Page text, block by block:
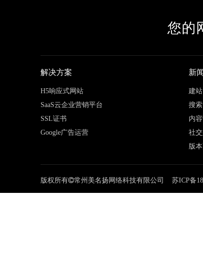
您的
解决方案
H5响应式网站
SaaS云企业营销平台
SSL证书
Google广告运营
新
建
搜
内
社
版
版权所有常州美名扬网络科技有限公司 苏ICP备